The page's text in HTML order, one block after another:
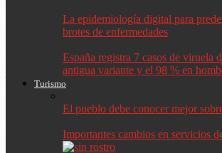
La epidemiología digital para
brotes de enfermedades
España registra 7 casos de viruela
antigua variante y el 98 % en
Turismo
El pueblo debe conocer mejor
Importantes cambios en servicios